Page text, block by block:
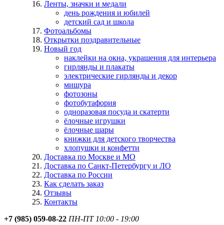
Ленты, значки и медали
день рождения и юбилей
детский сад и школа
Фотоальбомы
Открытки поздравительные
Новый год
наклейки на окна, украшения для интерьера
гирлянды и плакаты
электрические гирлянды и декор
мишура
фотозоны
фотобутафория
одноразовая посуда и скатерти
ёлочные игрушки
ёлочные шары
книжки для детского творчества
хлопушки и конфетти
Доставка по Москве и МО
Доставка по Санкт-Петербургу и ЛО
Доставка по России
Как сделать заказ
Отзывы
Контакты
+7 (985) 059-08-22 ПН-ПТ 10:00 - 19:00